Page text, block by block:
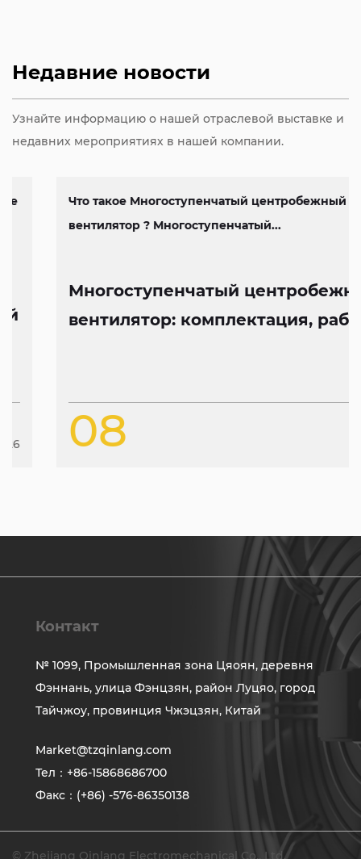
Недавние новости
Узнайте информацию о нашей отраслевой выставке и
недавних мероприятиях в нашей компании.
Многоступенчатый центробежный
вентилятор: комплектация, работа
Что такое Многоступенчатый центробежный
вентилятор ? Многоступенчатый...
08
Контакт
№ 1099, Промышленная зона Цяоян, деревня
Фэннань, улица Фэнцзян, район Луцяо, город
Тайчжоу, провинция Чжэцзян, Китай
Market@tzqinlang.com
Тел：+86-15868686700
Факс：(+86) -576-86350138
© Zhejiang Qinlang Electromechanical Co., Ltd.